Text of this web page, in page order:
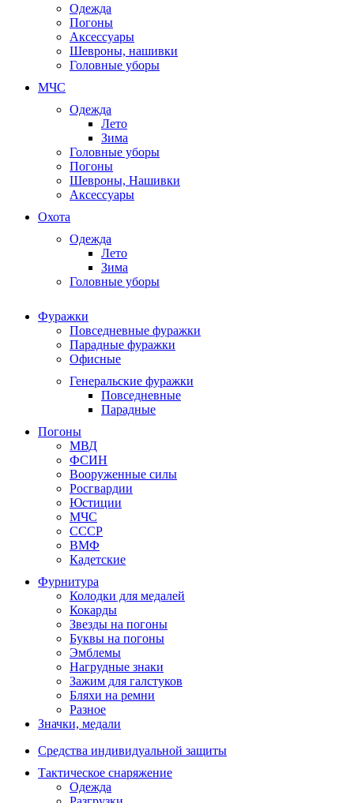
Одежда
Погоны
Аксессуары
Шевроны, нашивки
Головные уборы
МЧС
Одежда
Лето
Зима
Головные уборы
Погоны
Шевроны, Нашивки
Аксессуары
Охота
Одежда
Лето
Зима
Головные уборы
Фуражки
Повседневные фуражки
Парадные фуражки
Офисные
Генеральские фуражки
Повседневные
Парадные
Погоны
МВД
ФСИН
Вооруженные силы
Росгвардии
Юстиции
МЧС
СССР
ВМФ
Кадетские
Фурнитура
Колодки для медалей
Кокарды
Звезды на погоны
Буквы на погоны
Эмблемы
Нагрудные знаки
Зажим для галстуков
Бляхи на ремни
Разное
Значки, медали
Средства индивидуальной защиты
Тактическое снаряжение
Одежда